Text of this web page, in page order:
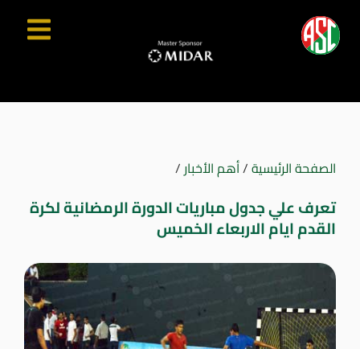
الصفحة الرئيسية/أهم الأخبار/
تعرف علي جدول مباريات الدورة الرمضانية لكرة
القدم ايام الاربعاء الخميس